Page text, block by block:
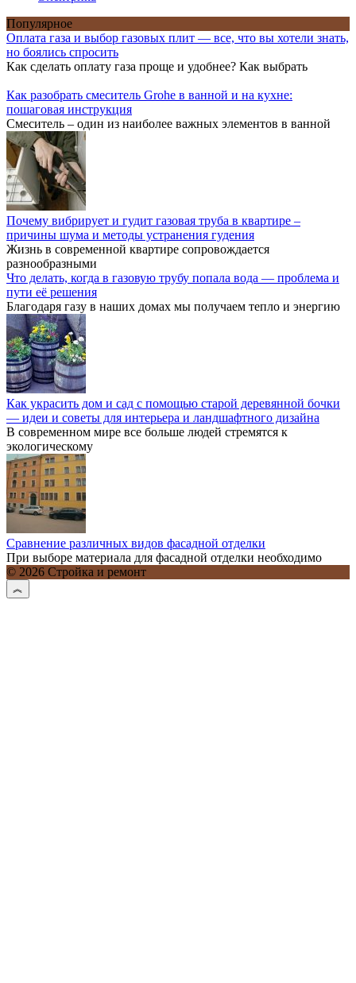
Популярное
Оплата газа и выбор газовых плит — все, что вы хотели знать,
но боялись спросить
Как сделать оплату газа проще и удобнее? Как выбрать
Как разобрать смеситель Grohe в ванной и на кухне:
пошаговая инструкция
Смеситель – один из наиболее важных элементов в ванной
Почему вибрирует и гудит газовая труба в квартире –
причины шума и методы устранения гудения
Жизнь в современной квартире сопровождается
разнообразными
Что делать, когда в газовую трубу попала вода — проблема и
пути её решения
Благодаря газу в наших домах мы получаем тепло и энергию
Как украсить дом и сад с помощью старой деревянной бочки
— идеи и советы для интерьера и ландшафтного дизайна
В современном мире все больше людей стремятся к
экологическому
Сравнение различных видов фасадной отделки
При выборе материала для фасадной отделки необходимо
© 2026 Стройка и ремонт